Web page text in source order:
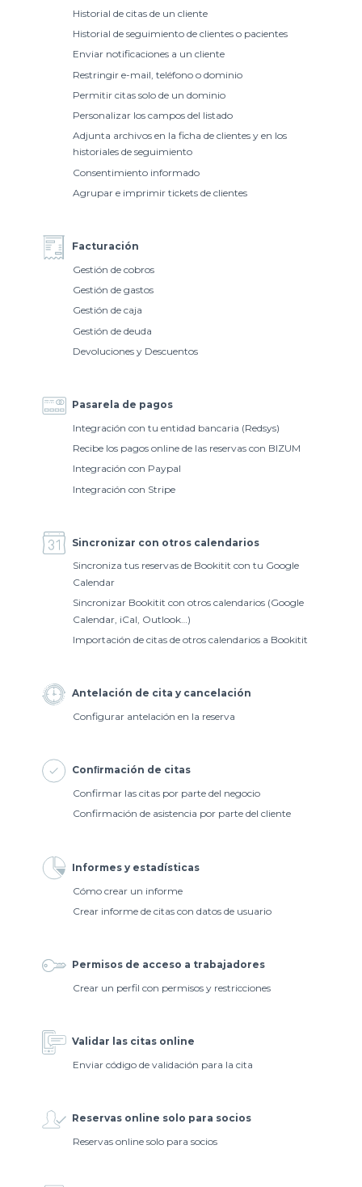
Historial de citas de un cliente
Historial de seguimiento de clientes o pacientes
Enviar notificaciones a un cliente
Restringir e-mail, teléfono o dominio
Permitir citas solo de un dominio
Personalizar los campos del listado
Adjunta archivos en la ficha de clientes y en los
historiales de seguimiento
Consentimiento informado
Agrupar e imprimir tickets de clientes
Facturación
Gestión de cobros
Gestión de gastos
Gestión de caja
Gestión de deuda
Devoluciones y Descuentos
Pasarela de pagos
Integración con tu entidad bancaria (Redsys)
Recibe los pagos online de las reservas con BIZUM
Integración con Paypal
Integración con Stripe
Sincronizar con otros calendarios
Sincroniza tus reservas de Bookitit con tu Google
Calendar
Sincronizar Bookitit con otros calendarios (Google
Calendar, iCal, Outlook…)
Importación de citas de otros calendarios a Bookitit
Antelación de cita y cancelación
Configurar antelación en la reserva
Conﬁrmación de citas
Confirmar las citas por parte del negocio
Confirmación de asistencia por parte del cliente
Informes y estadísticas
Cómo crear un informe
Crear informe de citas con datos de usuario
Permisos de acceso a trabajadores
Crear un perfil con permisos y restricciones
Validar las citas online
Enviar código de validación para la cita
Reservas online solo para socios
Reservas online solo para socios